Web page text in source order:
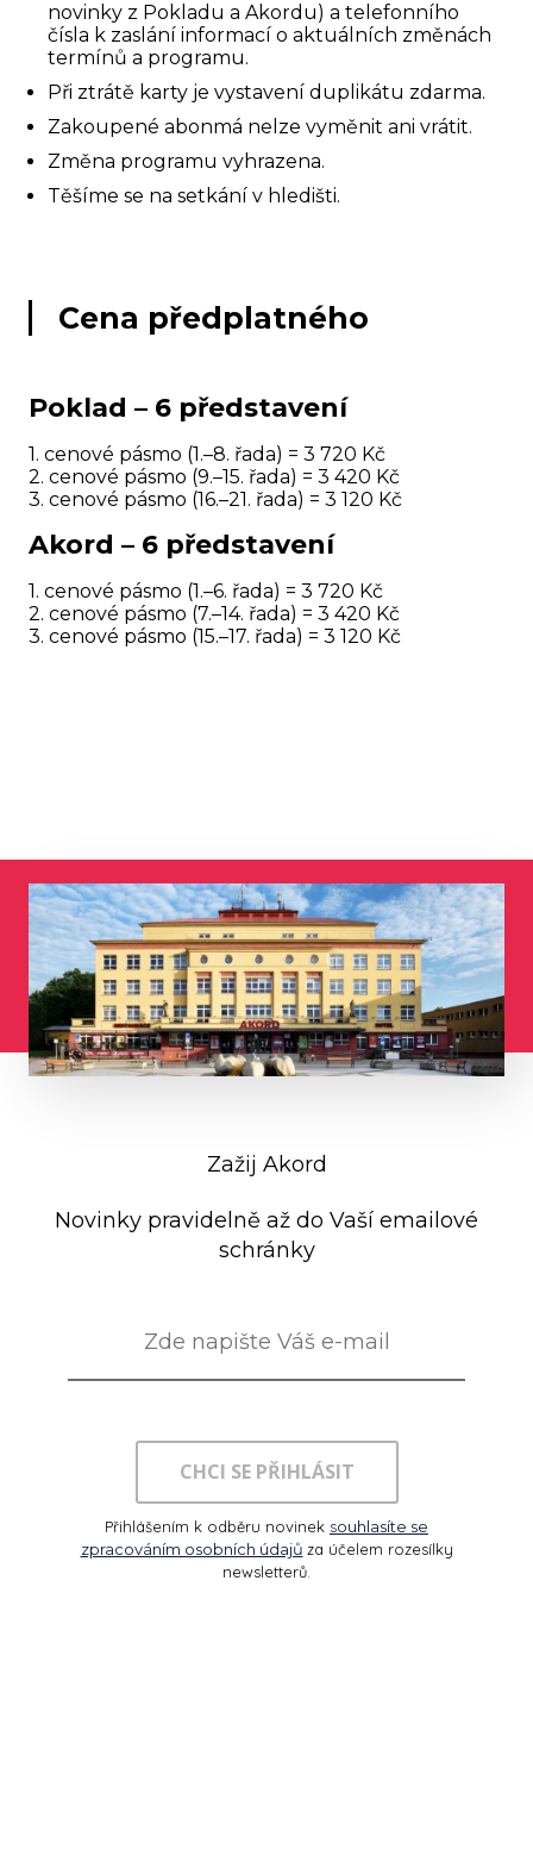
novinky z Pokladu a Akordu) a telefonního
čísla k zaslání informací o aktuálních změnách
termínů a programu.
Při ztrátě karty je vystavení duplikátu zdarma.
Zakoupené abonmá nelze vyměnit ani vrátit.
Změna programu vyhrazena.
Těšíme se na setkání v hledišti.
Cena předplatného
Poklad – 6 představení
1. cenové pásmo (1.–8. řada) = 3 720 Kč
2. cenové pásmo (9.–15. řada) = 3 420 Kč
3. cenové pásmo (16.–21. řada) = 3 120 Kč
Akord – 6 představení
1. cenové pásmo (1.–6. řada) = 3 720 Kč
2. cenové pásmo (7.–14. řada) = 3 420 Kč
3. cenové pásmo (15.–17. řada) = 3 120 Kč
Zažij Akord
Novinky pravidelně až do Vaší emailové
schránky
CHCI SE PŘIHLÁSIT
Přihlášením k odběru novinek souhlasíte se
zpracováním osobních údajů za účelem rozesílky
newsletterů.